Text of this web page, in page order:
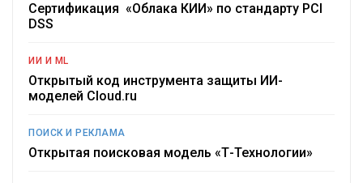
Сертификация «Облака КИИ» по стандарту PCI
DSS
ИИ И ML
Открытый код инструмента защиты ИИ-
моделей Cloud.ru
ПОИСК И РЕКЛАМА
Открытая поисковая модель «Т-Технологии»